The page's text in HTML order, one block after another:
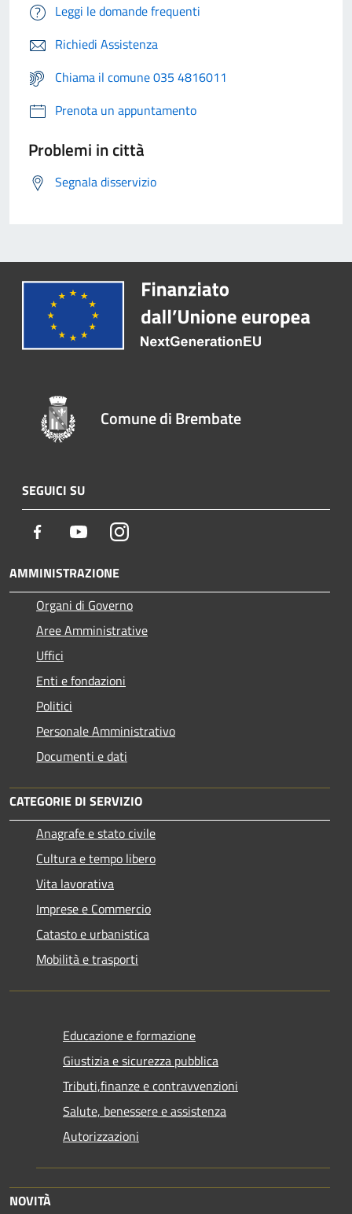
Leggi le domande frequenti
Richiedi Assistenza
Chiama il comune 035 4816011
Prenota un appuntamento
Problemi in città
Segnala disservizio
Comune di Brembate
SEGUICI SU
Facebook YoutubeInstagram
AMMINISTRAZIONE
Organi di Governo
Aree Amministrative
Uffici
Enti e fondazioni
Politici
Personale Amministrativo
Documenti e dati
CATEGORIE DI SERVIZIO
Anagrafe e stato civile
Cultura e tempo libero
Vita lavorativa
Imprese e Commercio
Catasto e urbanistica
Mobilità e trasporti
Educazione e formazione
Giustizia e sicurezza pubblica
Tributi,finanze e contravvenzioni
Salute, benessere e assistenza
Autorizzazioni
NOVITÀ